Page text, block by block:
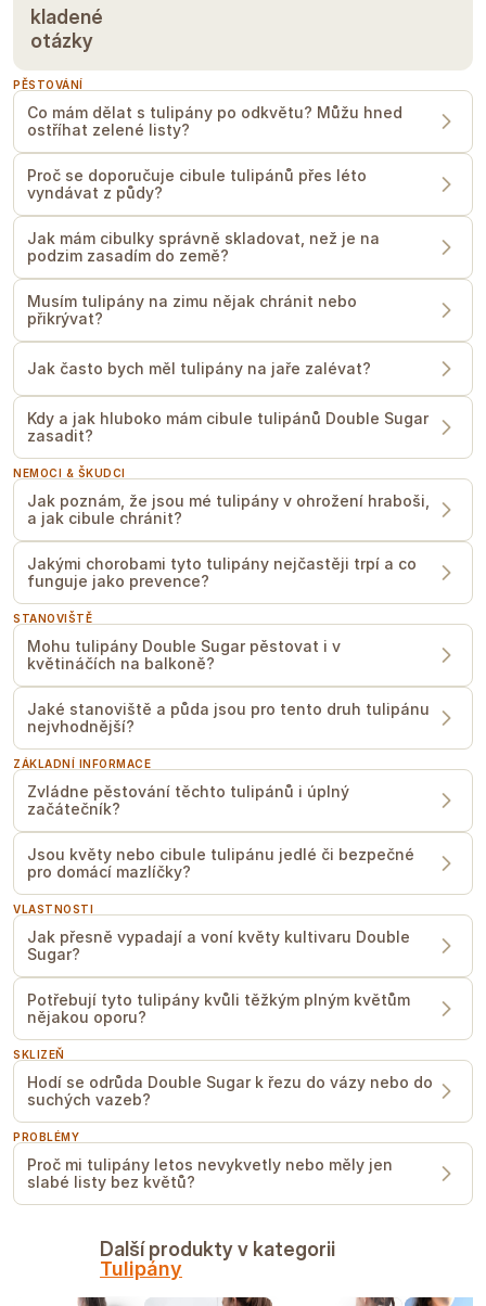
předčasně
extrémně mrazuvzdorné (až do -40 °C)
a zimu přečkají v půdě bez jakékoliv
další ochrany. Jelikož se však jedná o
krátkověké trvalky, pro prevenci
chorob (jako je šedá hniloba či virus
mozaiky) a zachování velkých květů je
dobré cibule po zaschnutí listů v létě
je zasadit na nové, odpočinuté místo.
Uvedené informace vychází z našich zkušeností,
používejte je prosím jen jako vodítko. Časy se mohou
lišit v závislosti na ročním období, podnebí, umístění,
termínu vysetí a přesazení a případně i podmínkách
vyzkoušet, jak daná rostlina funguje ve vašich
podmínkách. Neberte toto prosím jako záruku.
kladené
otázky
PĚSTOVÁNÍ
Co mám dělat s tulipány po odkvětu? Můžu hned
ostříhat zelené listy?
Proč se doporučuje cibule tulipánů přes léto
vyndávat z půdy?
Jak mám cibulky správně skladovat, než je na
podzim zasadím do země?
Musím tulipány na zimu nějak chránit nebo
přikrývat?
Jak často bych měl tulipány na jaře zalévat?
Kdy a jak hluboko mám cibule tulipánů Double Sugar
zasadit?
NEMOCI & ŠKUDCI
Jak poznám, že jsou mé tulipány v ohrožení hraboši,
a jak cibule chránit?
Jakými chorobami tyto tulipány nejčastěji trpí a co
funguje jako prevence?
STANOVIŠTĚ
Mohu tulipány Double Sugar pěstovat i v
květináčích na balkoně?
Jaké stanoviště a půda jsou pro tento druh tulipánu
nejvhodnější?
ZÁKLADNÍ INFORMACE
Zvládne pěstování těchto tulipánů i úplný
začátečník?
Jsou květy nebo cibule tulipánu jedlé či bezpečné
pro domácí mazlíčky?
VLASTNOSTI
Jak přesně vypadají a voní květy kultivaru Double
Sugar?
Potřebují tyto tulipány kvůli těžkým plným květům
nějakou oporu?
SKLIZEŇ
Hodí se odrůda Double Sugar k řezu do vázy nebo do
suchých vazeb?
PROBLÉMY
Proč mi tulipány letos nevykvetly nebo měly jen
slabé listy bez květů?
Další produkty v kategorii
Tulipány